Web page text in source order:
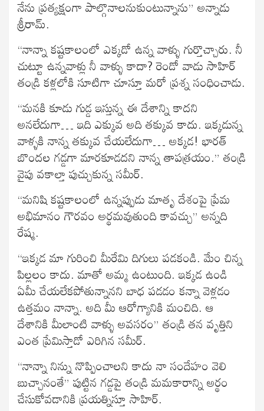
నేను ప్రత్యక్షంగా పాల్గొనాలనుకుంటున్నాను” అన్నాడు
శ్రీరామ్.
“నాన్నా కష్టకాలంలో ఎక్కడో ఉన్న వాళ్ళు గుర్తొచ్చారు. నీ
చుట్టూ ఉన్నవాళ్లు నీ వాళ్ళు కాదా? రెండో వాడు సాహిర్
తండ్రి కళ్లలోకి సూటిగా చూస్తూ మరో ప్రశ్న సంధించాడు.
“మనకి కూడు గుడ్డ ఇస్తున్న ఈ దేశాన్ని కాదని
అనలేదుగా… ఇది ఎక్కువ అది తక్కువ కాదు. ఇక్కడున్న
వాళ్ళకి నాన్న తక్కువ చేయలేదుగా… అక్కడ! భారత్
బొందల గడ్డగా మారకూడదని నాన్న తాపత్రయం.” తండ్రి
వైపు వకాల్తా పుచ్చుకున్న సమీర్.
“మనిషి కష్టకాలంలో ఉన్నప్పుడు మాతృ దేశంపై ప్రేమ
అభిమానం గౌరవం అర్థమవుతుంది కావచ్చు” అన్నది
రేష్మ.
“ఇక్కడ మా గురించి మీరేమి దిగులు పడకండి. మేం చిన్న
పిల్లలం కాదు. మాతో అమ్మ ఉంటుంది. ఇక్కడ ఉండి
ఏమీ చేయలేకపోతున్నానని బాధ పడడం కన్నా వెళ్లడం
ఉత్తమం నాన్నా. అది మీ ఆరోగ్యానికి మంచిది. ఆ
దేశానికి మీలాంటి వాళ్ళు అవసరం” తండ్రి తన వృత్తిని
ఎంత ప్రేమిస్తాడో ఎరిగిన సమీర్.
“నాన్నా నిన్ను నొప్పించాలని కాదు నా సందేహం వెలి
బుచ్చానంతే” పుట్టిన గడ్డపై తండ్రి మమకారాన్ని అర్థం
చేసుకోవడానికి ప్రయత్నిస్తూ సాహిర్.